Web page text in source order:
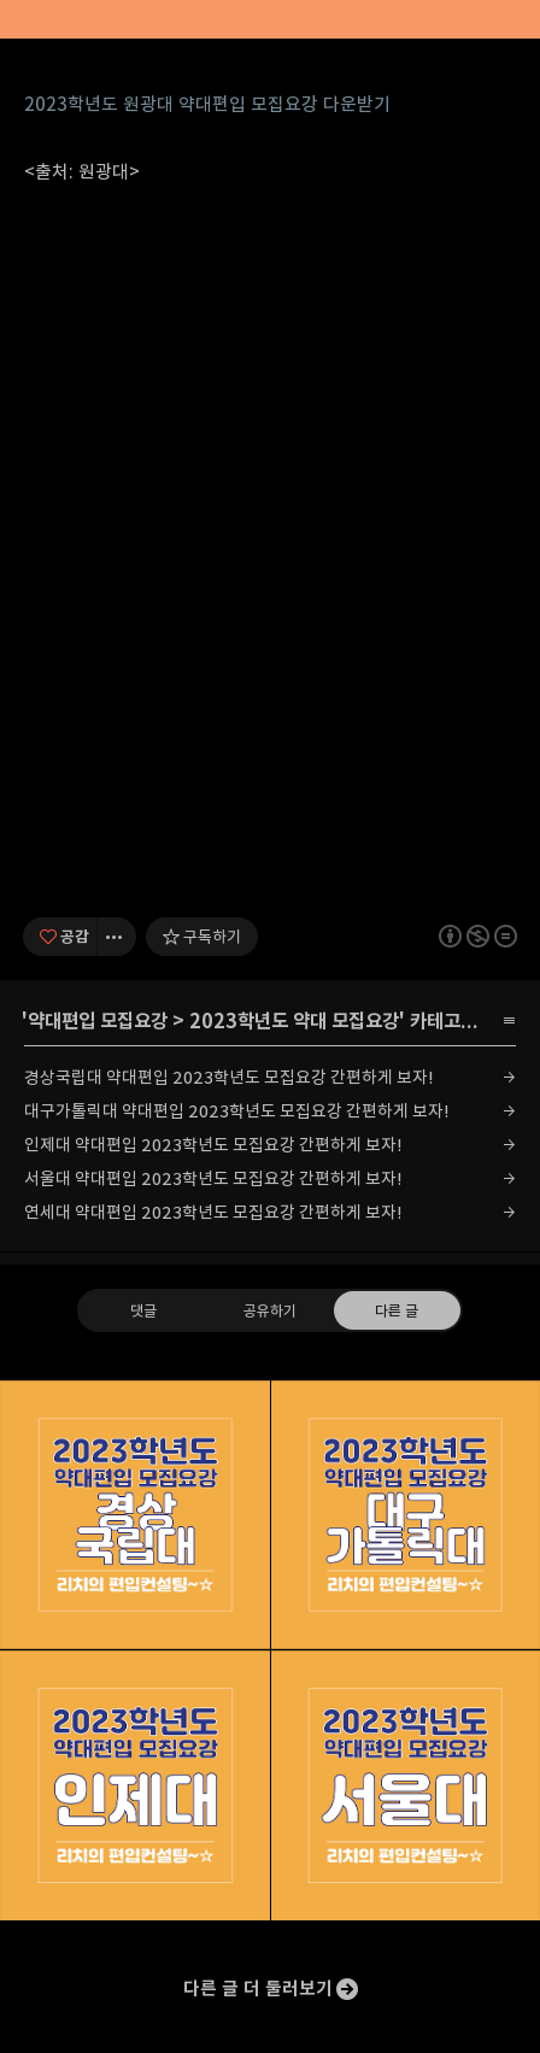
2023학년도 원광대 약대편입 모집요강 다운받기
<출처: 원광대>
공감 구독하기
'약대편입 모집요강 > 2023학년도 약대 모집요강' 카테고리의 다른 글
경상국립대 약대편입 2023학년도 모집요강 간편하게 보자!
대구가톨릭대 약대편입 2023학년도 모집요강 간편하게 보자!
인제대 약대편입 2023학년도 모집요강 간편하게 보자!
서울대 약대편입 2023학년도 모집요강 간편하게 보자!
연세대 약대편입 2023학년도 모집요강 간편하게 보자!
댓글 공유하기 다른 글
리치의 편입컨설팅
모집요강,경쟁률,합격점수,추가합격 등 편입정보 제공
구독하기
구독하기 라인
다른 글 더 둘러보기